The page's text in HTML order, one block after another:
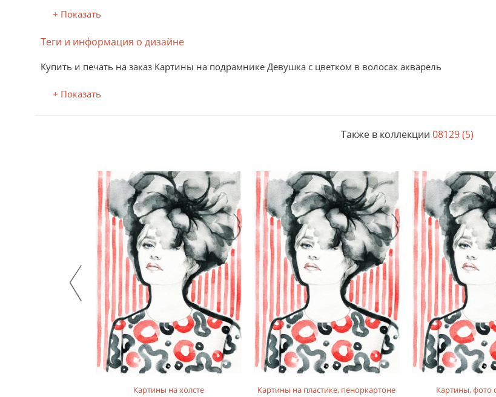
+ Показать
Теги и информация о дизайне
Купить и печать на заказ Картины на подрамнике Девушка с цветком в волосах акварель
+ Показать
Также в коллекции 08129 (5)
Картины на холсте Картины на пластике, пеноркартоне Картины, фото